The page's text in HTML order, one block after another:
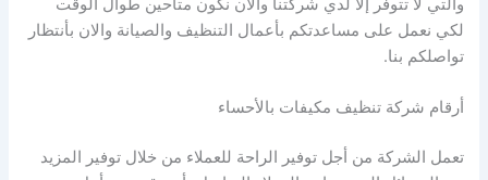
والتي لا تتوفر إلا لدي شركتنا والآن نكون متاحين طوال الوقت
لكي نعمل على مساعدتكم بأعمال التنظيف والصيانة والان بأنتظار
تواصلكم بنا.
أرقام شركة تنظيف مكيفات بالأحساء
تعمل الشركة من أجل توفير الراحة للعملاء من خلال توفير المزيد